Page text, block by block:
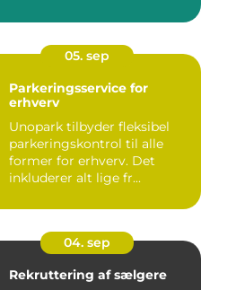
05. sep
Parkeringsservice for
erhverv
Unopark tilbyder fleksibel
parkeringskontrol til alle
former for erhverv. Det
inkluderer alt lige fr...
04. sep
Rekruttering af sælgere